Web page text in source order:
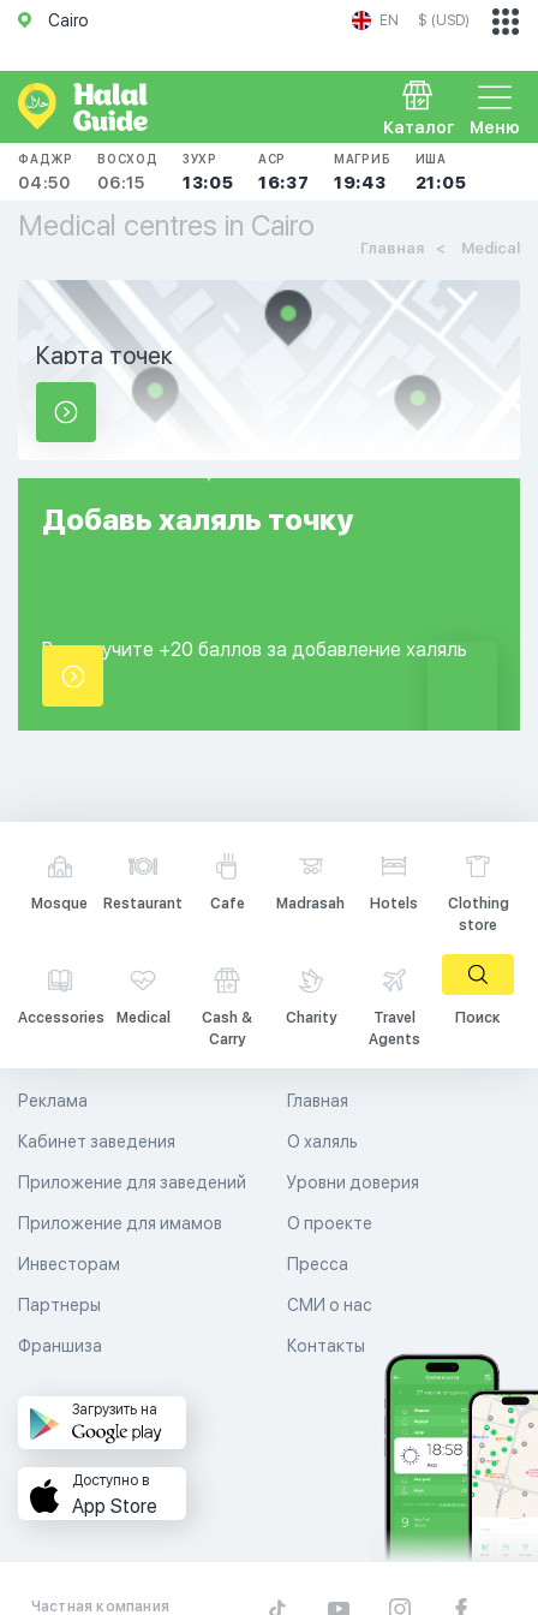
Cairo EN $ (USD)
Меню
Каталог
ФАДЖР
04:50
ВОСХОД
06:15
ЗУХР
13:05
АСР
16:37
МАГРИБ
19:43
ИША
21:05
Medical centres in Cairo
Главная Medical
Карта точек
Добавь халяль точку
Вы получите +20 баллов за добавление халяль
точки.
Mosque Restaurant Cafe Madrasah Hotels
Clothing
store
Accessories Medical
Cash &
Carry
Charity
Travel
Agents
Поиск
Главная
О халяль
Уровни доверия
Реклама
Кабинет заведения
Приложение для заведений
Приложение для имамов О проекте
Пресса
СМИ о нас
Контакты
Инвесторам
Партнеры
Франшиза
Загрузить на
Доступно в
App Store
Частная компания